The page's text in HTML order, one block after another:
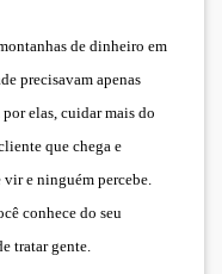
de dinheiro em
precisavam apenas
elas, cuidar mais do
que chega e
e ninguém percebe.
conhece do seu
tratar gente.